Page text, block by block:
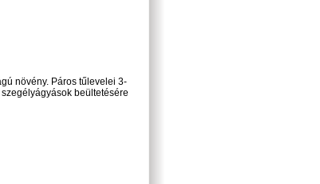
növény. Páros tűlevelei 3-
beültetésére